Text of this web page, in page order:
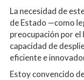
La necesidad de
de Estado —como
preocupación por
capacidad de
eficiente e
Estoy convencido